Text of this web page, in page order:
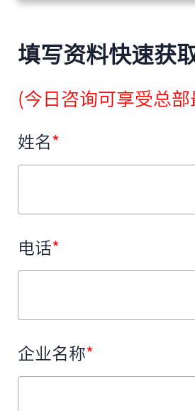
填写资料快速获
(今日咨询可享受总部
姓名*
电话*
企业名称*